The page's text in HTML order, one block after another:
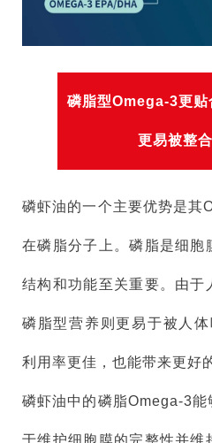
磷脂型Omega-3更贴
更易被整
磷虾油的一个主要优势是其
在磷脂分子上。磷脂是细胞
结构和功能至关重要。由于
磷脂型营养则更易于被人
利用率更佳，也能带来更好
磷虾油中的磷脂Omega-3
于维护细胞膜的完整性并维